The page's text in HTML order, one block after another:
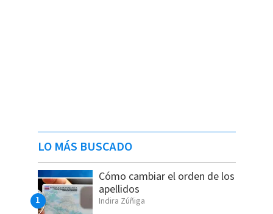
LO MÁS BUSCADO
Cómo cambiar el orden de los
apellidos
Indira Zúñiga